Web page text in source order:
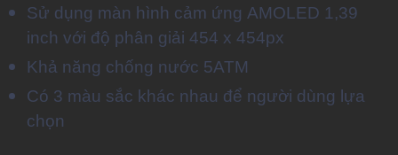
Sử dụng màn hình cảm ứng AMOLED 1,39
inch với độ phân giải 454 x 454px
Khả năng chống nước 5ATM
Có 3 màu sắc khác nhau để người dùng lựa
chọn